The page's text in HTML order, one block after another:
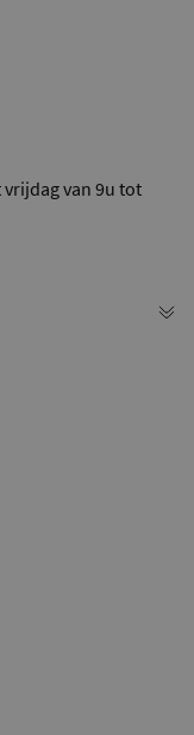
van 9u tot